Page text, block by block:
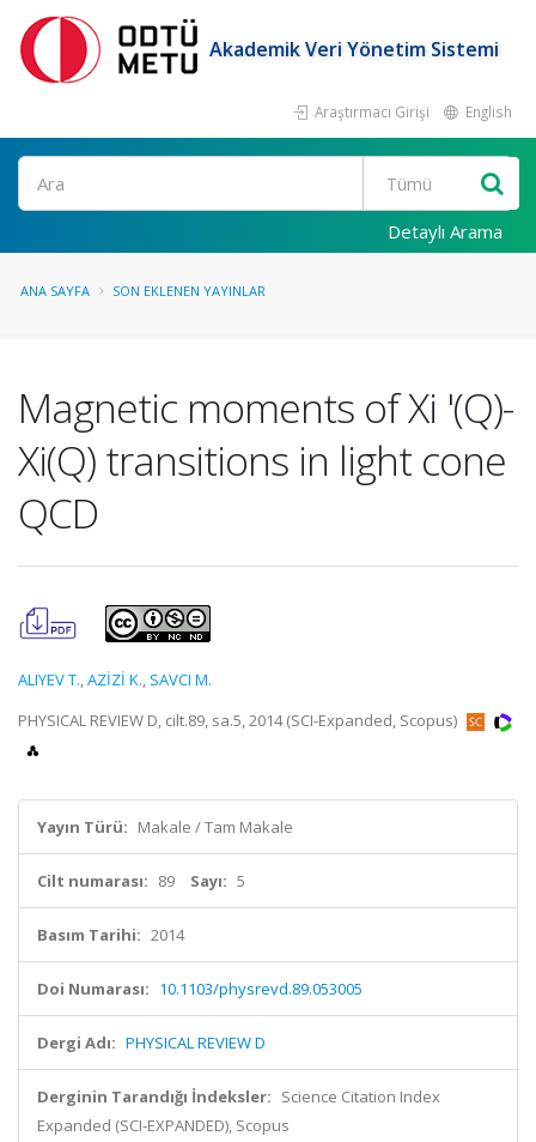
Akademik Veri Yönetim Sistemi
Araştırmacı Girişi English
Ara
Detaylı Arama
ANA SAYFA SON EKLENEN YAYINLAR
Magnetic moments of Xi '(Q)-
Xi(Q) transitions in light cone
QCD
ALIYEV T.,AZİZİ K., SAVCI M.
PHYSICAL REVIEW D, cilt.89, sa.5, 2014 (SCI-Expanded, Scopus)
Yayın Türü: Makale / Tam Makale
Cilt numarası: 89 Sayı: 5
Basım Tarihi: 2014
Doi Numarası: 10.1103/physrevd.89.053005
Dergi Adı: PHYSICAL REVIEW D
Derginin Tarandığı İndeksler: Science Citation Index
Expanded (SCI-EXPANDED), Scopus